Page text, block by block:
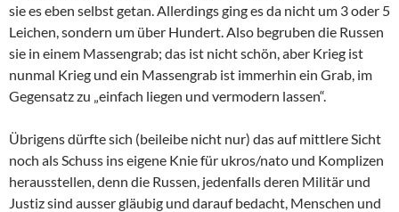
sie es eben selbst getan. Allerdings ging es da nicht um 3 oder 5
Leichen, sondern um über Hundert. Also begruben die Russen
sie in einem Massengrab; das ist nicht schön, aber Krieg ist
nunmal Krieg und ein Massengrab ist immerhin ein Grab, im
Gegensatz zu „einfach liegen und vermodern lassen“.
Übrigens dürfte sich (beileibe nicht nur) das auf mittlere Sicht
noch als Schuss ins eigene Knie für ukros/nato und Komplizen
herausstellen, denn die Russen, jedenfalls deren Militär und
Justiz sind ausser gläubig und darauf bedacht, Menschen und